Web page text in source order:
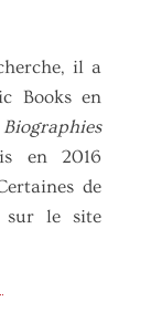
il a
Books en
en 2016
de
sur le site